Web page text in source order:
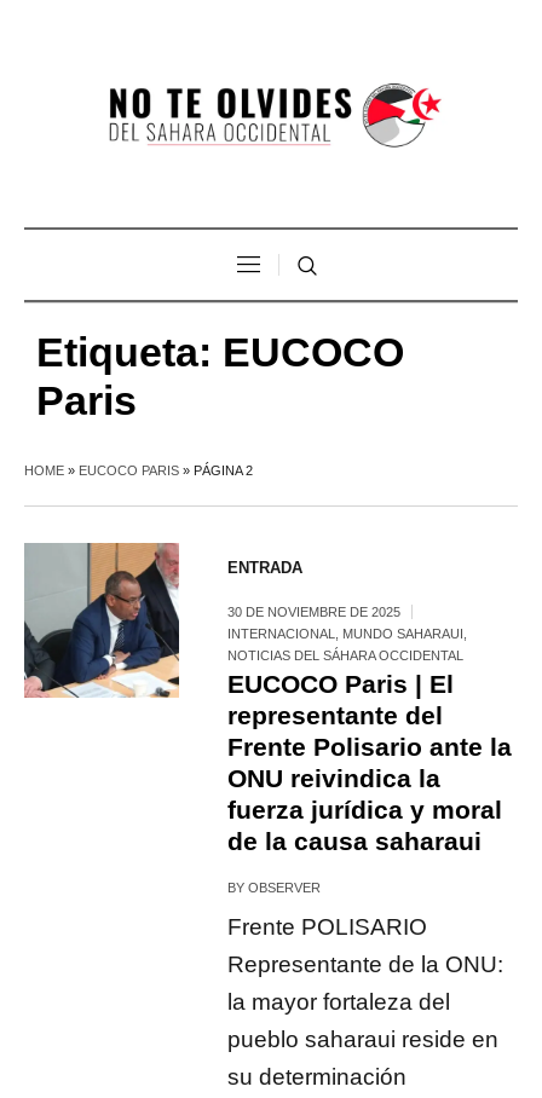
Etiqueta: EUCOCO
Paris
HOME » EUCOCO PARIS » PÁGINA 2
ENTRADA
30 DE NOVIEMBRE DE 2025
INTERNACIONAL
MUNDO SAHARAUI
NOTICIAS DEL SÁHARA OCCIDENTAL
EUCOCO Paris | El
representante del
Frente Polisario ante la
ONU reivindica la
fuerza jurídica y moral
de la causa saharaui
BYOBSERVER
Frente POLISARIO
Representante de la ONU:
la mayor fortaleza del
pueblo saharaui reside en
su determinación